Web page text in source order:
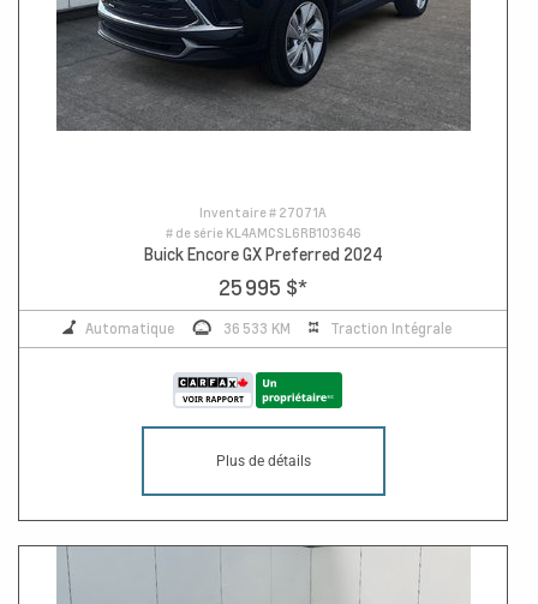
Inventaire # 27071A
# de série KL4AMCSL6RB103646
Buick Encore GX Preferred 2024
25 995 $*
Automatique 36 533 KM Traction Intégrale
Plus de détails